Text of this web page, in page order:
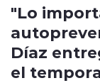
"Lo
Díaz
el